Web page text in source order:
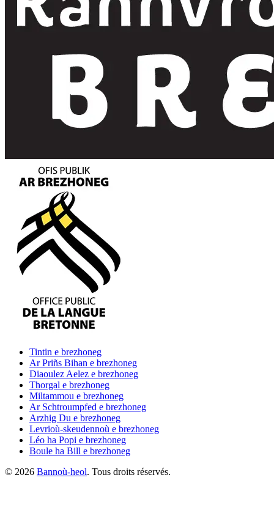
Tintin e brezhoneg
Ar Priñs Bihan e brezhoneg
Diaoulez Aelez e brezhoneg
Thorgal e brezhoneg
Miltammou e brezhoneg
Ar Schtroumpfed e brezhoneg
Arzhig Du e brezhoneg
Levrioù-skeudennoù e brezhoneg
Léo ha Popi e brezhoneg
Boule ha Bill e brezhoneg
© 2026 Bannoù-heol. Tous droits réservés.